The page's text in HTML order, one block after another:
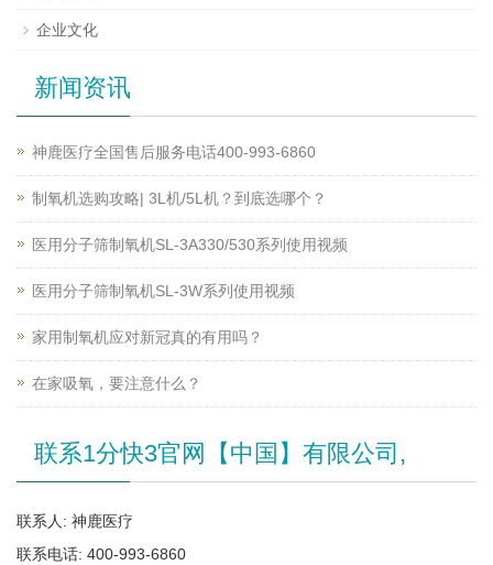
企业文化
新闻资讯
神鹿医疗全国售后服务电话400-993-6860
制氧机选购攻略| 3L机/5L机？到底选哪个？
医用分子筛制氧机SL-3A330/530系列使用视频
医用分子筛制氧机SL-3W系列使用视频
家用制氧机应对新冠真的有用吗？
在家吸氧，要注意什么？
联系1分快3官网【中国】有限公司,
联系人: 神鹿医疗
联系电话: 400-993-6860